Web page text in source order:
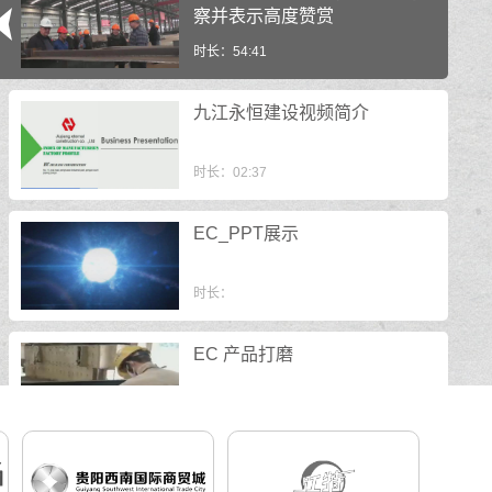
察并表示高度赞赏
时长：54:41
九江永恒建设视频简介
时长：02:37
EC_PPT展示
时长：
EC 产品打磨